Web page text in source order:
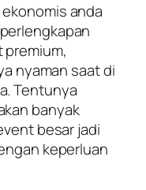
anda
nyaman saat di
Tentunya
banyak
besar jadi
keperluan